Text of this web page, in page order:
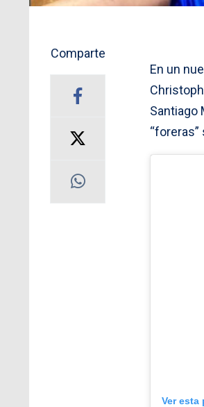
Comparte
En un
Santiago
Ver esta